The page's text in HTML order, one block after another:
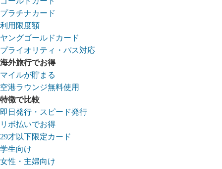
プラチナカード
利用限度額
ヤングゴールドカード
プライオリティ・パス対応
海外旅行でお得
マイルが貯まる
空港ラウンジ無料使用
特徴で比較
即日発行・スピード発行
リボ払いでお得
29才以下限定カード
学生向け
女性・主婦向け